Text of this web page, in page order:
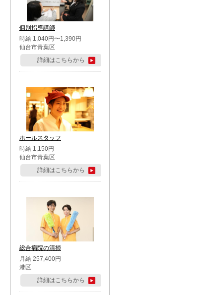
個別指導講師
時給 1,040円〜1,390円
仙台市青葉区
詳細はこちらから
ホールスタッフ
時給 1,150円
仙台市青葉区
詳細はこちらから
総合病院の清掃
月給 257,400円
港区
詳細はこちらから